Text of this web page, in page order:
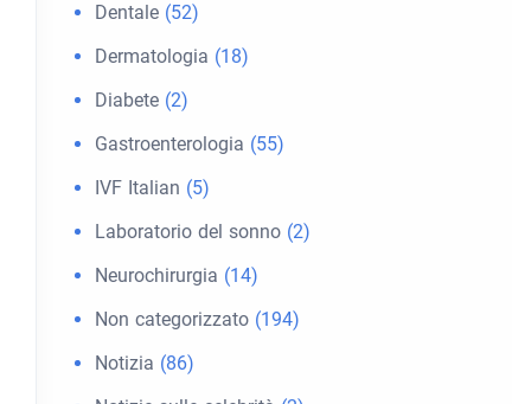
Dentale (52)
Dermatologia (18)
Diabete (2)
Gastroenterologia (55)
IVF Italian (5)
Laboratorio del sonno (2)
Neurochirurgia (14)
Non categorizzato (194)
Notizia (86)